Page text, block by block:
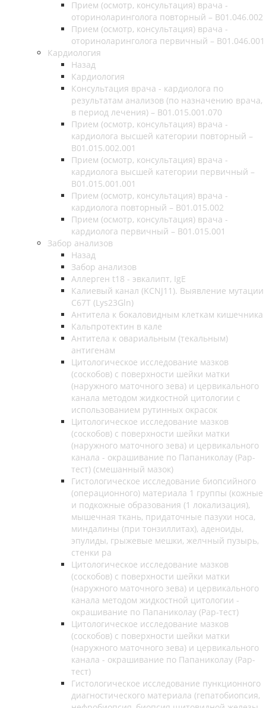
Прием (осмотр, консультация) врача -
оториноларинголога повторный – B01.046.002
Прием (осмотр, консультация) врача -
оториноларинголога первичный – B01.046.001
Кардиология
Назад
Кардиология
Консультация врача - кардиолога по
результатам анализов (по назначению врача,
в период лечения) – B01.015.001.070
Прием (осмотр, консультация) врача -
кардиолога высшей категории повторный –
B01.015.002.001
Прием (осмотр, консультация) врача -
кардиолога высшей категории первичный –
B01.015.001.001
Прием (осмотр, консультация) врача -
кардиолога повторный – B01.015.002
Прием (осмотр, консультация) врача -
кардиолога первичный – B01.015.001
Забор анализов
Назад
Забор анализов
Аллерген t18 - эвкалипт, IgE
Калиевый канал (KCNJ11). Выявление мутации
C67T (Lys23Gln)
Антитела к бокаловидным клеткам кишечника
Кальпротектин в кале
Антитела к овариальным (текальным)
антигенам
Цитологическое исследование мазков
(соскобов) с поверхности шейки матки
(наружного маточного зева) и цервикального
канала методом жидкостной цитологии с
использованием рутинных окрасок
Цитологическое исследование мазков
(соскобов) с поверхности шейки матки
(наружного маточного зева) и цервикального
канала - окрашивание по Папаниколау (Рар-
тест) (смешанный мазок)
Гистологическое исследование биопсийного
(операционного) материала 1 группы (кожные
и подкожные образования (1 локализация),
мышечная ткань, придаточные пазухи носа,
миндалины (при тонзиллитах), аденоиды,
эпулиды, грыжевые мешки, желчный пузырь,
стенки ра
Цитологическое исследование мазков
(соскобов) с поверхности шейки матки
(наружного маточного зева) и цервикального
канала методом жидкостной цитологии -
окрашивание по Папаниколау (Рар-тест)
Цитологическое исследование мазков
(соскобов) с поверхности шейки матки
(наружного маточного зева) и цервикального
канала - окрашивание по Папаниколау (Рар-
тест)
Гистологическое исследование пункционного
диагностического материала (гепатобиопсия,